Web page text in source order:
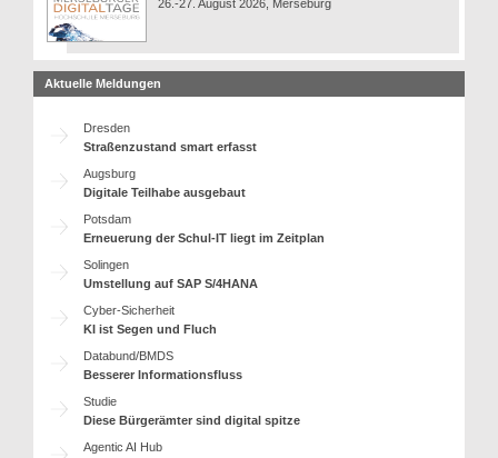
26.-27. August 2026, Merseburg
Aktuelle Meldungen
Dresden
Straßenzustand smart erfasst
Augsburg
Digitale Teilhabe ausgebaut
Potsdam
Erneuerung der Schul-IT liegt im Zeitplan
Solingen
Umstellung auf SAP S/4HANA
Cyber-Sicherheit
KI ist Segen und Fluch
Databund/BMDS
Besserer Informationsfluss
Studie
Diese Bürgerämter sind digital spitze
Agentic AI Hub